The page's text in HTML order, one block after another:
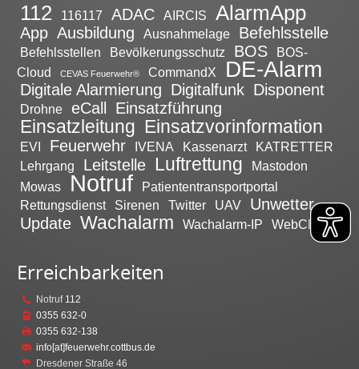
112 116117 ADAC AIRCIS AlarmApp
App Ausbildung Ausnahmelage Befehlsstelle
Befehlsstellen Bevölkerungsschutz BOS
BOS-
Cloud
CEVAS Feuerwehr® CommandX DE-Alarm
Digitale Alarmierung Digitalfunk Disponent
Drohne eCall Einsatzführung
Einsatzleitung Einsatzvorinformation
EVI Feuerwehr IVENA Kassenarzt
KATRETTER
Lehrgang
Leitstelle Luftrettung
Mastodon
Mowas
Notruf
Patiententransportportal
Rettungsdienst
Sirenen Twitter UAV
Unwetter
Update Wachalarm Wachalarm-IP WebClient
Erreichbarkeiten
Notruf 112
0355 632-0
0355 632-138
info[at]feuerwehr.cottbus.de
Dresdener Straße 46